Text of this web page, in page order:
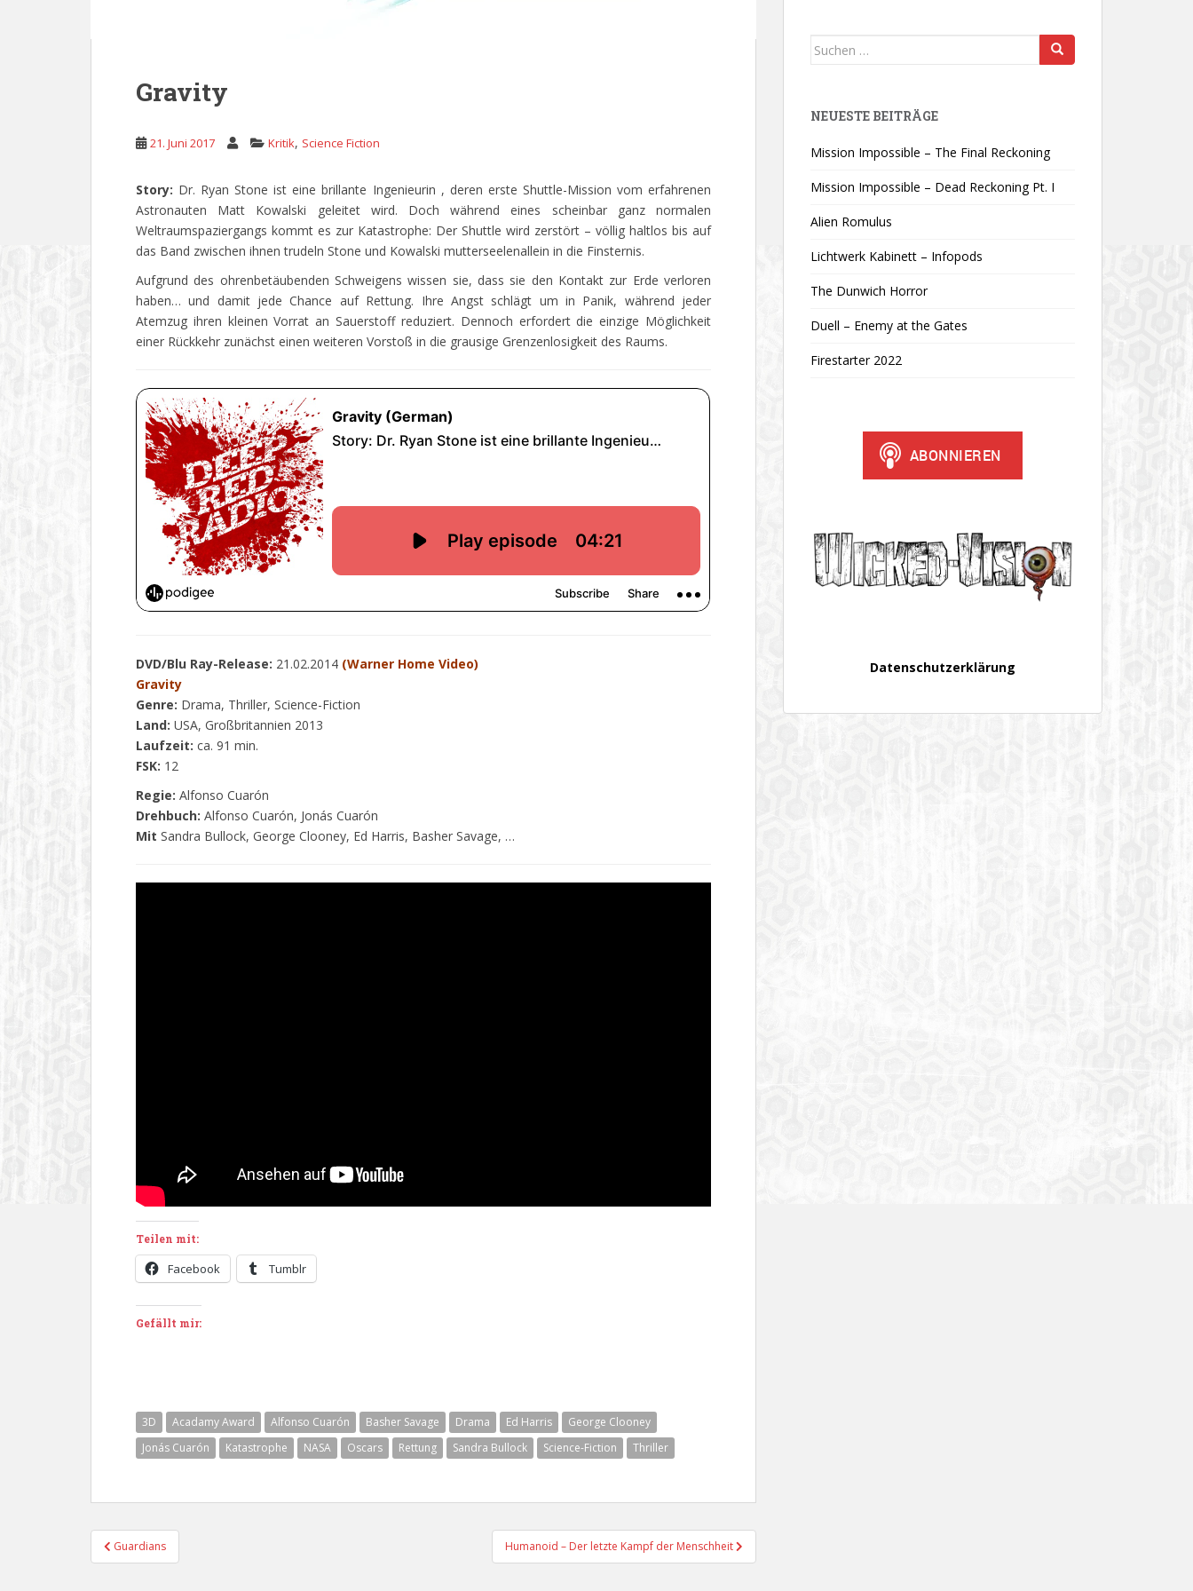
Gravity
21. Juni 2017 Kritik, Science Fiction
Story: Dr. Ryan Stone ist eine brillante Ingenieurin , deren erste Shuttle-Mission vom erfahrenen
Astronauten Matt Kowalski geleitet wird. Doch während eines scheinbar ganz normalen
Weltraumspaziergangs kommt es zur Katastrophe: Der Shuttle wird zerstört – völlig haltlos bis auf
das Band zwischen ihnen trudeln Stone und Kowalski mutterseelenallein in die Finsternis.
Aufgrund des ohrenbetäubenden Schweigens wissen sie, dass sie den Kontakt zur Erde verloren
haben… und damit jede Chance auf Rettung. Ihre Angst schlägt um in Panik, während jeder
Atemzug ihren kleinen Vorrat an Sauerstoff reduziert. Dennoch erfordert die einzige Möglichkeit
einer Rückkehr zunächst einen weiteren Vorstoß in die grausige Grenzenlosigkeit des Raums.
DVD/Blu Ray-Release: 21.02.2014 (Warner Home Video)
Gravity
Genre: Drama, Thriller, Science-Fiction
Land: USA, Großbritannien 2013
Laufzeit: ca. 91 min.
FSK: 12
Regie: Alfonso Cuarón
Drehbuch: Alfonso Cuarón, Jonás Cuarón
Mit Sandra Bullock, George Clooney, Ed Harris, Basher Savage, …
Teilen mit:
Facebook Tumblr
Gefällt mir:
3D Acadamy Award Alfonso Cuarón Basher Savage Drama Ed Harris
George Clooney
Jonás Cuarón
Katastrophe NASA Oscars Rettung Sandra Bullock Science-Fiction Thriller
Beitragsnavigation
Guardians Humanoid – Der letzte Kampf der Menschheit
Suchen
NEUESTE BEITRÄGE
Mission Impossible – The Final Reckoning
Mission Impossible – Dead Reckoning Pt. I
Alien Romulus
Lichtwerk Kabinett – Infopods
The Dunwich Horror
Duell – Enemy at the Gates
Firestarter 2022
Datenschutzerklärung